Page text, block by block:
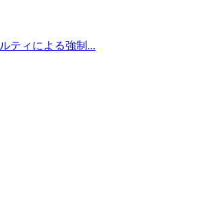
ティによる強制 ...